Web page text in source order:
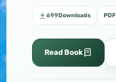
699Downloads PDF
Read Book